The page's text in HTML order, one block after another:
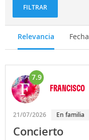
FILTRAR
Relevancia Fecha
7.9
FRANCISCO
21/07/2026 En familia
Concierto